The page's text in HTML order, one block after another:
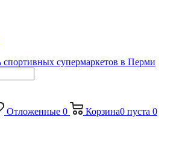
Отложенные 0 Корзина0 пуста 0